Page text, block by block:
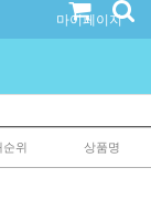
마이페이지
순위 상품명